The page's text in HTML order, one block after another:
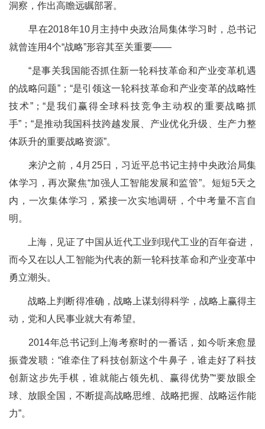
洞察，作出高瞻远瞩部署。
早在2018年10月主持中央政治局集体学习时，总书记
就曾连用4个“战略”形容其至关重要——
“是事关我国能否抓住新一轮科技革命和产业变革机遇
的战略问题”；“是引领这一轮科技革命和产业变革的战略性
技术”；“是我们赢得全球科技竞争主动权的重要战略抓
手”；“是推动我国科技跨越发展、产业优化升级、生产力整
体跃升的重要战略资源”。
来沪之前，4月25日，习近平总书记主持中央政治局集
体学习，再次聚焦“加强人工智能发展和监管”。短短5天之
内，一次集体学习，紧接一次实地调研，个中考量不言自
明。
上海，见证了中国从近代工业到现代工业的百年奋进，
而今又在以人工智能为代表的新一轮科技革命和产业变革中
勇立潮头。
战略上判断得准确，战略上谋划得科学，战略上赢得主
动，党和人民事业就大有希望。
2014年总书记到上海考察时的一番话，如今听来愈显
振聋发聩：“谁牵住了科技创新这个牛鼻子，谁走好了科技
创新这步先手棋，谁就能占领先机、赢得优势”“要放眼全
球、放眼全国，不断提高战略思维、战略把握、战略运作能
力”。